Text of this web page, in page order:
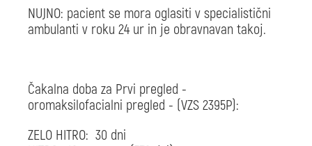
NUJNO: pacient se mora oglasiti v specialistični
ambulanti v roku 24 ur in je obravnavan takoj.
Čakalna doba za Prvi pregled -
oromaksilofacialni pregled - (VZS 2395P):
ZELO HITRO: 30 dni